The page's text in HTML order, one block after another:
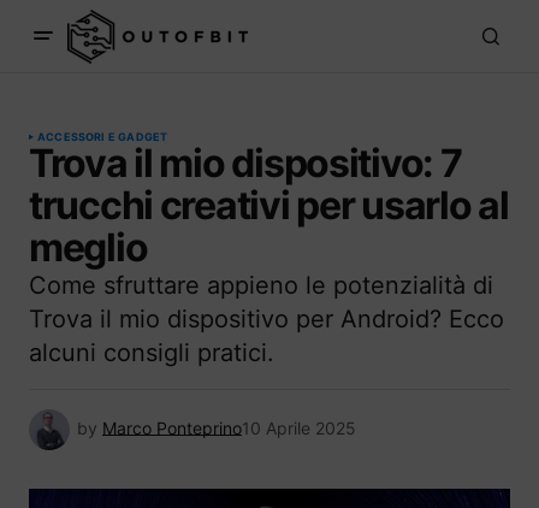
ACCESSORI E GADGET
Trova il mio dispositivo: 7
trucchi creativi per usarlo al
meglio
Come sfruttare appieno le potenzialità di
Trova il mio dispositivo per Android? Ecco
alcuni consigli pratici.
by Marco Ponteprino10 Aprile 2025